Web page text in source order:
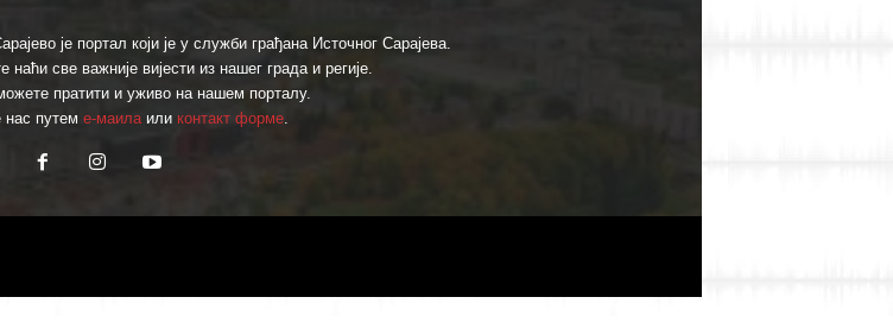
је портал који је у служби грађана Источног Сарајева.
све важније вијести из нашег града и регије.
пратити и уживо на нашем порталу.
нас путем е-маилаили контакт форме.